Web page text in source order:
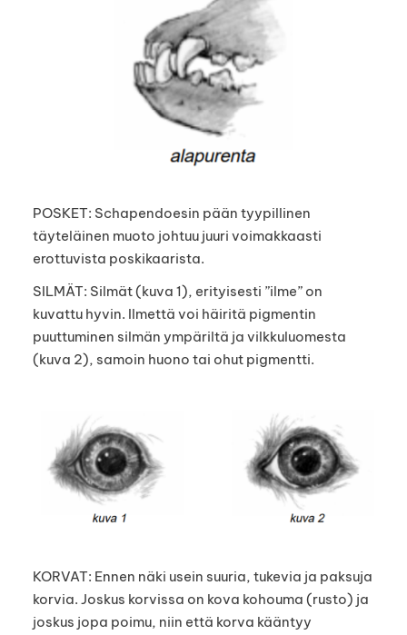
POSKET: Schapendoesin pään tyypillinen
täyteläinen muoto johtuu juuri voimakkaasti
erottuvista poskikaarista.
SILMÄT: Silmät (kuva 1), erityisesti ”ilme” on
kuvattu hyvin. Ilmettä voi häiritä pigmentin
puuttuminen silmän ympäriltä ja vilkkuluomesta
(kuva 2), samoin huono tai ohut pigmentti.
KORVAT: Ennen näki usein suuria, tukevia ja paksuja
korvia. Joskus korvissa on kova kohouma (rusto) ja
joskus jopa poimu, niin että korva kääntyy